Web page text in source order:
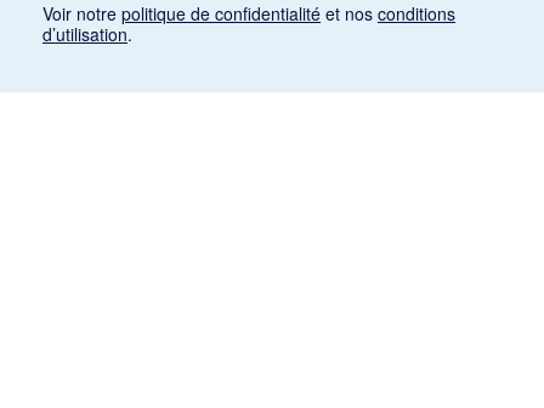
Voir notre politique de confidentialité et nos conditions
d’utilisation.